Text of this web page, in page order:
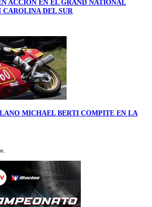
ACCIÓN EN EL GRAND NATIONAL
CAROLINA DEL SUR
MICHAEL BERTI COMPITE EN LA